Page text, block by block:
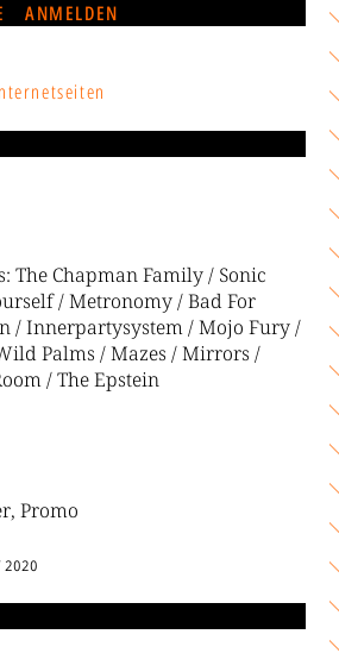
ANMELDEN
The Chapman Family / Sonic
/ Metronomy / Bad For
/ Innerpartysystem / Mojo Fury /
Palms / Mazes / Mirrors /
/ The Epstein
Promo
2020